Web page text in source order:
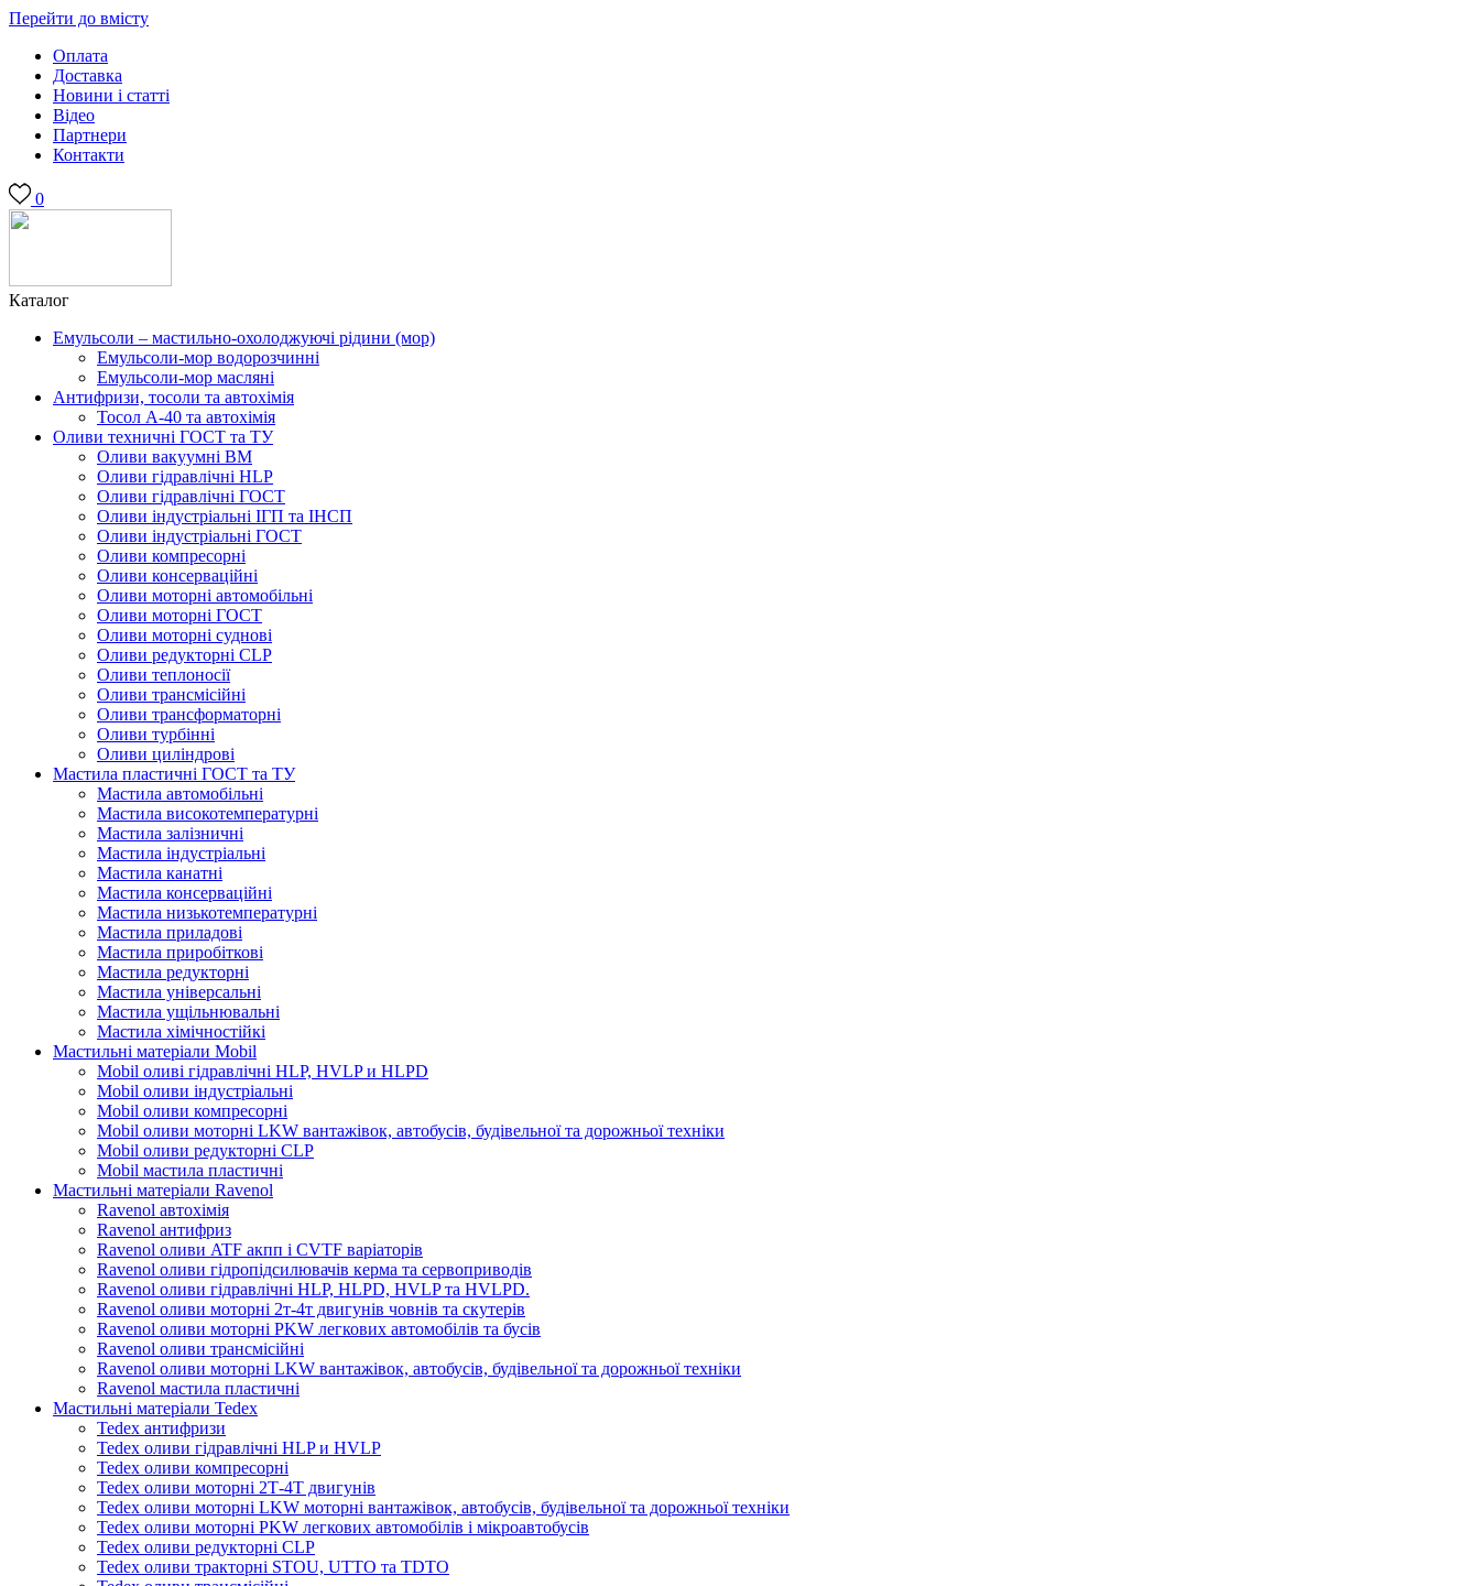
Перейти до вмісту
Оплата
Доставка
Новини і статті
Відео
Партнери
Контакти
0
Каталог
Емульсоли – мастильно-охолоджуючі рідини (мор)
Емульсоли-мор водорозчинні
Емульсоли-мор масляні
Антифризи, тосоли та автохімія
Тосол А-40 та автохімія
Оливи техничні ГОСТ та ТУ
Оливи вакуумні ВМ
Оливи гідравлічні HLP
Оливи гідравлічні ГОСТ
Оливи індустріальні ІГП та ІНСП
Оливи індустріальні ГОСТ
Оливи компресорні
Оливи консерваційні
Оливи моторні автомобільні
Оливи моторні ГОСТ
Оливи моторні суднові
Оливи редукторні CLP
Оливи теплоносії
Оливи трансмісійні
Оливи трансформаторні
Оливи турбінні
Оливи циліндрові
Мастила пластичні ГОСТ та ТУ
Мастила автомобільні
Мастила високотемпературні
Мастила залізничні
Мастила індустріальні
Мастила канатні
Мастила консерваційні
Мастила низькотемпературні
Мастила приладові
Мастила приробіткові
Мастила редукторні
Мастила універсальні
Мастила ущільнювальні
Мастила хімічностійкі
Мастильні матеріали Mobil
Mobil оливі гідравлічні HLP, HVLP и HLPD
Mobil оливи індустріальні
Mobil оливи компресорні
Mobil оливи моторні LKW вантажівок, автобусів, будівельної та дорожньої техніки
Mobil оливи редукторні CLP
Mobil мастила пластичні
Мастильні матеріали Ravenol
Ravenol автохімія
Ravenol антифриз
Ravenol оливи ATF акпп і CVTF варіаторів
Ravenol оливи гідропідсилювачів керма та сервоприводів
Ravenol оливи гідравлічні HLP, HLPD, HVLP та HVLPD.
Ravenol оливи моторні 2т-4т двигунів човнів та скутерів
Ravenol оливи моторні PKW легкових автомобілів та бусів
Ravenol оливи трансмісійні
Ravenol оливи моторні LKW вантажівок, автобусів, будівельної та дорожньої техніки
Ravenol мастила пластичні
Мастильні матеріали Tedex
Tedex антифризи
Tedex оливи гідравлічні HLP и HVLP
Tedex оливи компресорні
Tedex оливи моторні 2Т-4Т двигунів
Tedex оливи моторні LKW моторні вантажівок, автобусів, будівельної та дорожньої техніки
Tedex оливи моторні PKW легкових автомобілів і мікроавтобусів
Tedex оливи редукторні CLP
Tedex оливи тракторні STOU, UTTO та TDTO